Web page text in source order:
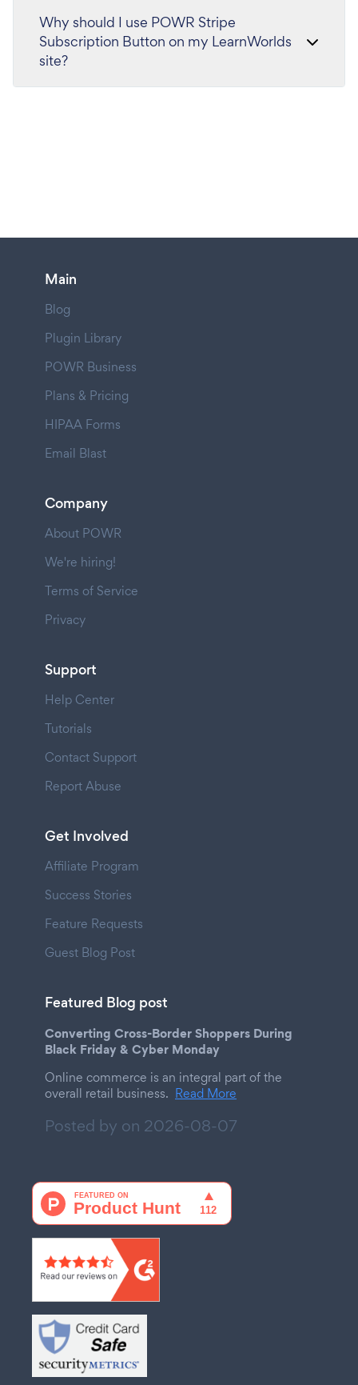
Why should I use POWR Stripe
Subscription Button on my LearnWorlds
site?
Main
Blog
Plugin Library
POWR Business
Plans & Pricing
HIPAA Forms
Email Blast
Company
About POWR
We're hiring!
Terms of Service
Privacy
Support
Help Center
Tutorials
Contact Support
Report Abuse
Get Involved
Affiliate Program
Success Stories
Feature Requests
Guest Blog Post
Featured Blog post
Converting Cross-Border Shoppers During
Black Friday & Cyber Monday
Online commerce is an integral part of the
overall retail business. Read More
Posted by on 2026-08-07